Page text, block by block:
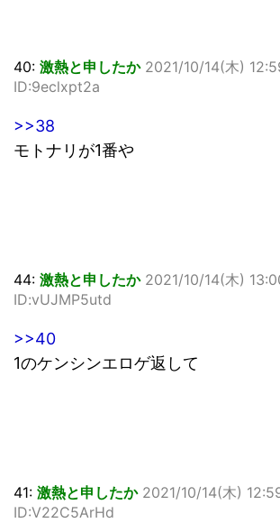
40: 激熱と申したか 2021/10/14(木)
ID:9eclxpt2a
>>38
モトナリが1番や
44: 激熱と申したか 2021/10/14(木)
ID:vUJMP5utd
>>40
1のケンシンエロゲ返して
41: 激熱と申したか 2021/10/14(木)
ID:V22C5ArHd